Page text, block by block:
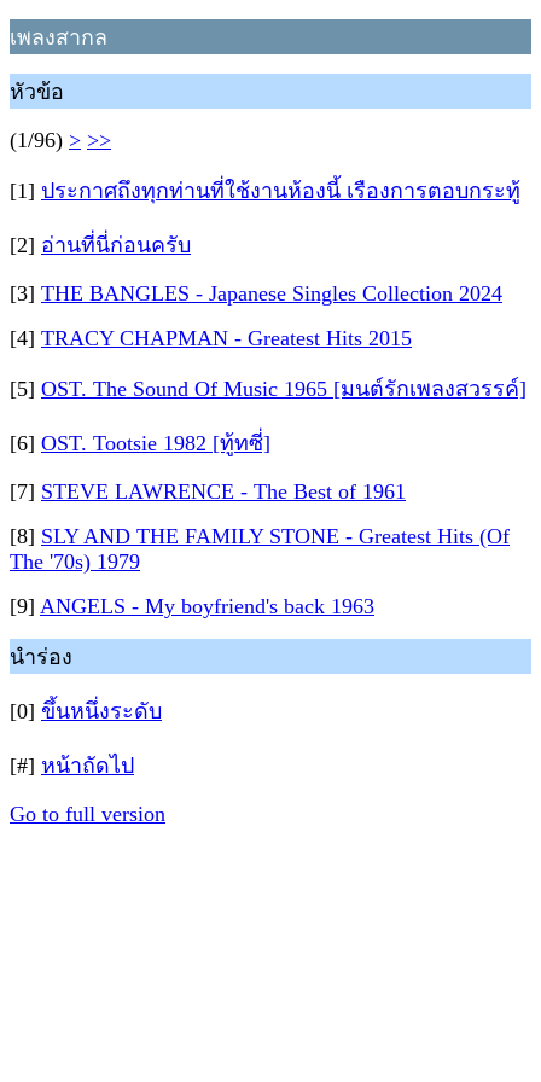
เพลงสากล
หัวข้อ
(1/96) > >>
[1] ประกาศถึงทุกท่านที่ใช้งานห้องนี้ เรืองการตอบกระทู้
[2] อ่านที่นี่ก่อนครับ
[3] THE BANGLES - Japanese Singles Collection 2024
[4] TRACY CHAPMAN - Greatest Hits 2015
[5] OST. The Sound Of Music 1965 [มนต์รักเพลงสวรรค์]
[6] OST. Tootsie 1982 [ทู้ทซี่]
[7] STEVE LAWRENCE - The Best of 1961
[8] SLY AND THE FAMILY STONE - Greatest Hits (Of
The '70s) 1979
[9] ANGELS - My boyfriend's back 1963
นำร่อง
[0] ขึ้นหนึ่งระดับ
[#] หน้าถัดไป
Go to full version